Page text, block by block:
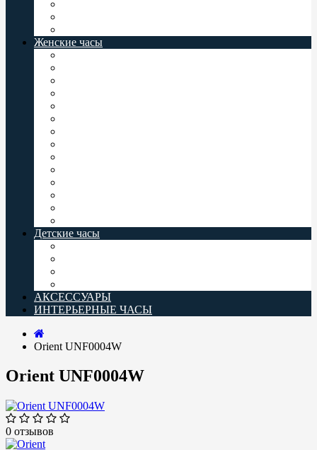
Женские часы
Детские часы
АКСЕССУАРЫ
ИНТЕРЬЕРНЫЕ ЧАСЫ
Orient UNF0004W
Orient UNF0004W
0 отзывов